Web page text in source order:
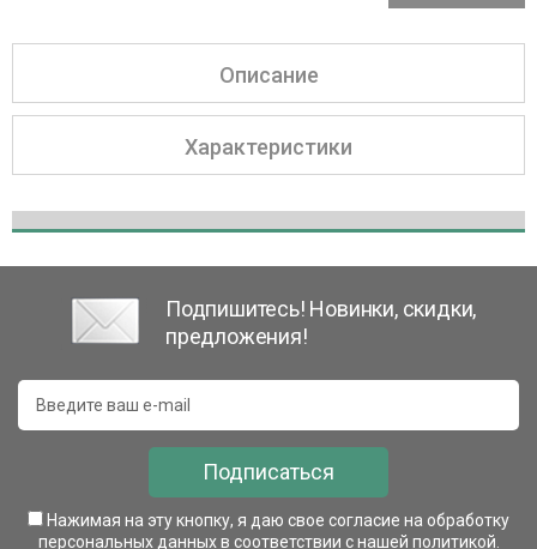
Описание
Характеристики
Подпишитесь! Новинки, скидки,
предложения!
Подписаться
Нажимая на эту кнопку, я даю свое согласие на обработку
персональных данных в соответствии с нашей политикой